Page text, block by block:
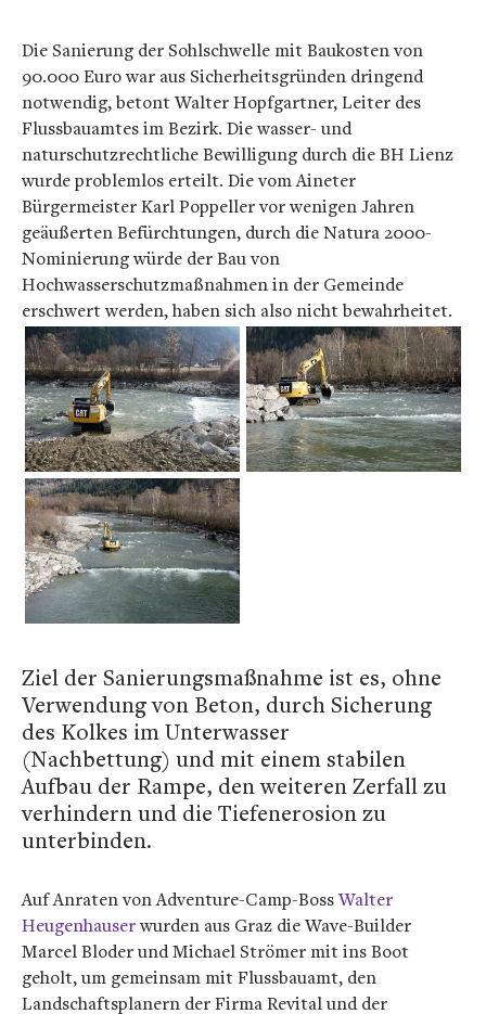
Die Sanierung der Sohlschwelle mit Baukosten von
90.000 Euro war aus Sicherheitsgründen dringend
notwendig, betont Walter Hopfgartner, Leiter des
Flussbauamtes im Bezirk. Die wasser- und
naturschutzrechtliche Bewilligung durch die BH Lienz
wurde problemlos erteilt. Die vom Aineter
Bürgermeister Karl Poppeller vor wenigen Jahren
geäußerten Befürchtungen, durch die Natura 2000-
Nominierung würde der Bau von
Hochwasserschutzmaßnahmen in der Gemeinde
erschwert werden, haben sich also nicht bewahrheitet.
Ziel der Sanierungsmaßnahme ist es, ohne
Verwendung von Beton, durch Sicherung
des Kolkes im Unterwasser
(Nachbettung) und mit einem stabilen
Aufbau der Rampe, den weiteren Zerfall zu
verhindern und die Tiefenerosion zu
unterbinden.
Auf Anraten von Adventure-Camp-BossWalter
Heugenhauserwurden aus Graz die Wave-Builder
Marcel Bloder und Michael Strömer mit ins Boot
geholt, um gemeinsam mit Flussbauamt, den
Landschaftsplanern der Firma Revital und der